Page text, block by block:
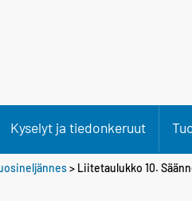
Kyselyt ja tiedonkeruut
> Liitetaulukko 10.